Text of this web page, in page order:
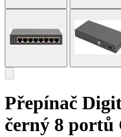
Přepínač
černý 8 portů